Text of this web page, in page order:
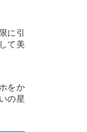
に引
て美
をか
の星